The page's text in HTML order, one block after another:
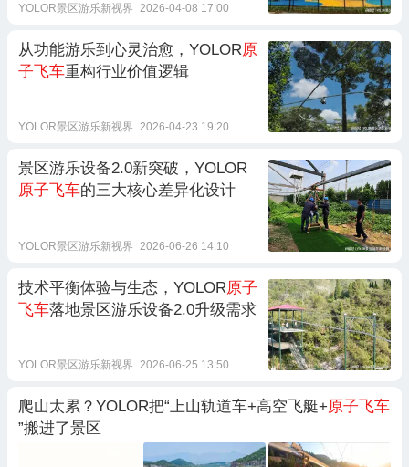
YOLOR景区游乐新视界 2026-04-08 17:00
从功能游乐到心灵治愈，YOLOR原
子飞车重构行业价值逻辑
YOLOR景区游乐新视界 2026-04-23 19:20
景区游乐设备2.0新突破，YOLOR
原子飞车的三大核心差异化设计
YOLOR景区游乐新视界 2026-06-26 14:10
技术平衡体验与生态，YOLOR原子
飞车落地景区游乐设备2.0升级需求
YOLOR景区游乐新视界 2026-06-25 13:50
爬山太累？YOLOR把“上山轨道车+高空飞艇+原子飞车
”搬进了景区